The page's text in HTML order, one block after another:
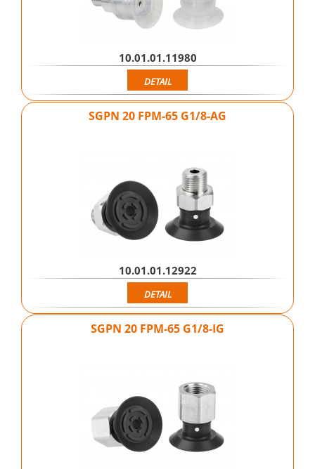
10.01.01.11980
DETAIL
SGPN 20 FPM-65 G1/8-AG
10.01.01.12922
DETAIL
SGPN 20 FPM-65 G1/8-IG